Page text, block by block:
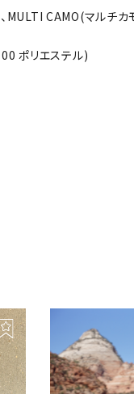
MULTI CAMO(マルチカ
ポリエステル)